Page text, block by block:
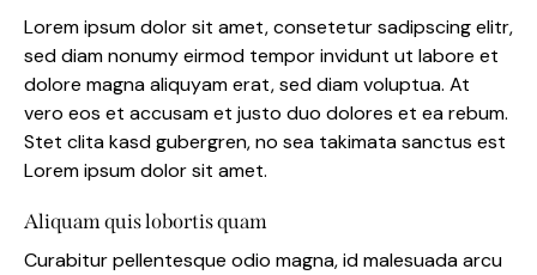
Lorem ipsum dolor sit amet, consetetur sadipscing elitr,
sed diam nonumy eirmod tempor invidunt ut labore et
dolore magna aliquyam erat, sed diam voluptua. At
vero eos et accusam et justo duo dolores et ea rebum.
Stet clita kasd gubergren, no sea takimata sanctus est
Lorem ipsum dolor sit amet.
Aliquam quis lobortis quam
Curabitur pellentesque odio magna, id malesuada arcu